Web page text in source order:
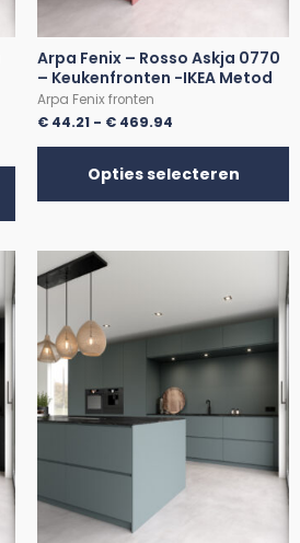
Arpa Fenix – Rosso Askja 0770
– Keukenfronten -IKEA Metod
Arpa Fenix fronten
€ 44.21 - € 469.94
Opties selecteren